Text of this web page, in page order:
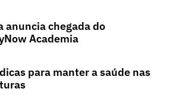
anuncia chegada do
Academia
para manter a saúde nas